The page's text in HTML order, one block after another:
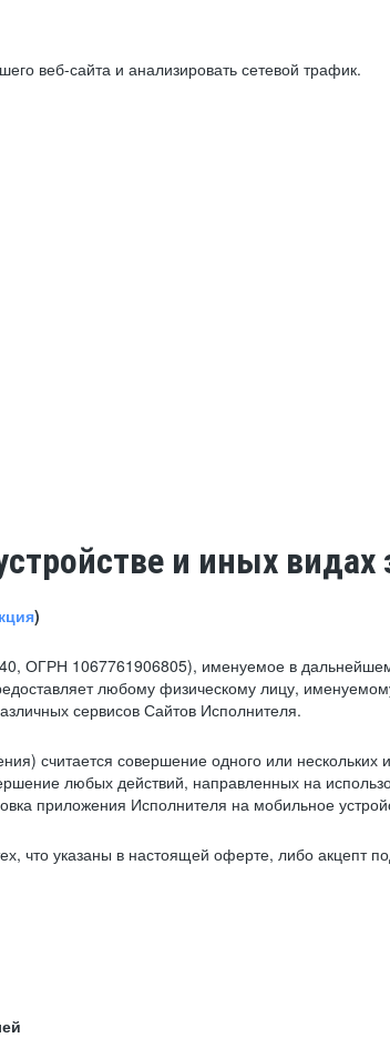
веб-сайта и анализировать сетевой трафик.
и иных видах
)
ОГРН 1067761906805), именуемое в
любому физическому лицу,
сервисов Сайтов Исполнителя.
считается совершение одного или нескольких
любых действий, направленных на
приложения Исполнителя на мобильное
что указаны в настоящей оферте, либо акцепт